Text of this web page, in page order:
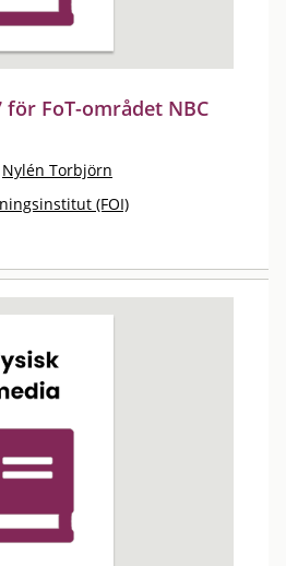
FoT-området NBC
Nylén Torbjörn
(FOI)